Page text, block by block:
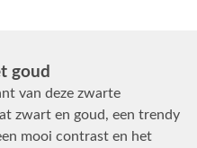
goud
van deze zwarte
zwart en goud, een trendy
mooi contrast en het